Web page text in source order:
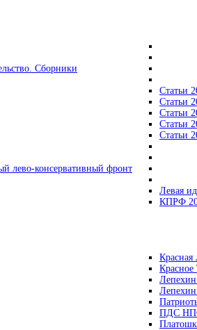
Сборники
Статьи
Статьи
Статьи
Статьи
Статьи
лево-консервативный фронт
Левая
КПРФ
Красная
ПДС